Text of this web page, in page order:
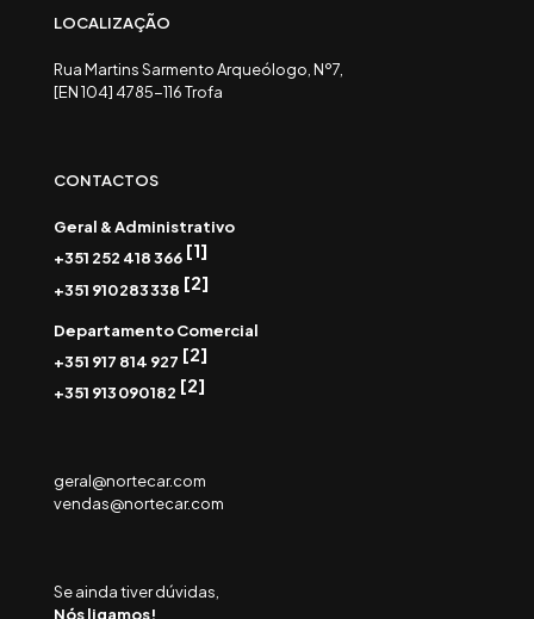
LOCALIZAÇÃO
Rua Martins Sarmento Arqueólogo, Nº7,
[EN 104] 4785-116 Trofa
CONTACTOS
Geral & Administrativo
+351 252 418 366 [1]
+351 910 283 338 [2]
Departamento Comercial
+351 917 814 927 [2]
+351 913 090 182 [2]
geral@nortecar.com
vendas@nortecar.com
Se ainda tiver dúvidas,
Nós ligamos!